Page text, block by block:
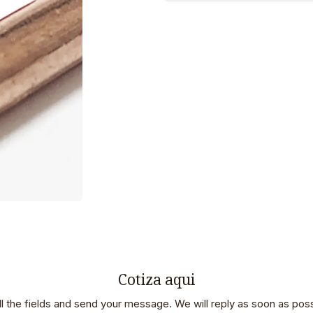
Cotiza aqui
the fields and send your message. We will reply as soon as